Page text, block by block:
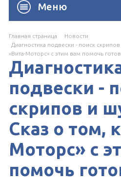
Меню
Главная страница
Новости
Диагностика подвески - поиск
«Вита-Моторс» с этим вам помочь
подвески -
скрипов и
Сказ о том,
Моторс» с
помочь